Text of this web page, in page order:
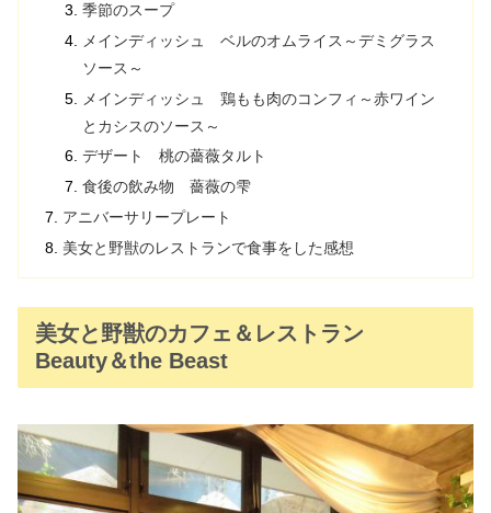
季節のスープ
メインディッシュ ベルのオムライス～デミグラス
ソース～
メインディッシュ 鶏もも肉のコンフィ～赤ワイン
とカシスのソース～
デザート 桃の薔薇タルト
食後の飲み物 薔薇の雫
アニバーサリープレート
美女と野獣のレストランで食事をした感想
美女と野獣のカフェ＆レストラン
Beauty＆the Beast